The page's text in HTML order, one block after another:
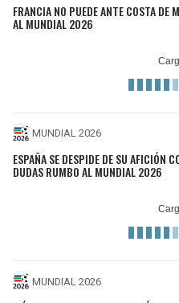
FRANCIA NO PUEDE ANTE COSTA DE
AL MUNDIAL 2026
MUNDIAL 2026
ESPAÑA SE DESPIDE DE SU AFICIÓN
DUDAS RUMBO AL MUNDIAL 2026
MUNDIAL 2026